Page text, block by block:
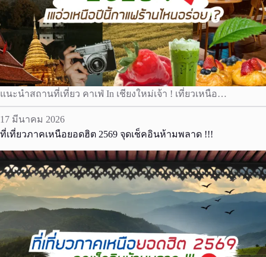
แนะนำสถานที่เที่ยว คาเฟ่ In เชียงใหม่เจ้า ! เที่ยวเหนือ…
17 มีนาคม 2026
ที่เที่ยวภาคเหนือยอดฮิต 2569 จุดเช็คอินห้ามพลาด !!!